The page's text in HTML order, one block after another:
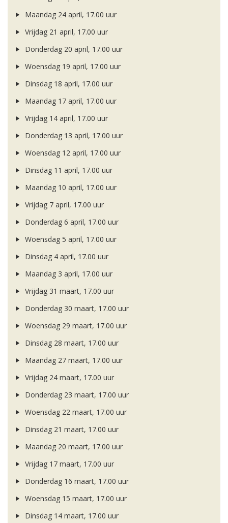
Maandag 24 april, 17.00 uur
Vrijdag 21 april, 17.00 uur
Donderdag 20 april, 17.00 uur
Woensdag 19 april, 17.00 uur
Dinsdag 18 april, 17.00 uur
Maandag 17 april, 17.00 uur
Vrijdag 14 april, 17.00 uur
Donderdag 13 april, 17.00 uur
Woensdag 12 april, 17.00 uur
Dinsdag 11 april, 17.00 uur
Maandag 10 april, 17.00 uur
Vrijdag 7 april, 17.00 uur
Donderdag 6 april, 17.00 uur
Woensdag 5 april, 17.00 uur
Dinsdag 4 april, 17.00 uur
Maandag 3 april, 17.00 uur
Vrijdag 31 maart, 17.00 uur
Donderdag 30 maart, 17.00 uur
Woensdag 29 maart, 17.00 uur
Dinsdag 28 maart, 17.00 uur
Maandag 27 maart, 17.00 uur
Vrijdag 24 maart, 17.00 uur
Donderdag 23 maart, 17.00 uur
Woensdag 22 maart, 17.00 uur
Dinsdag 21 maart, 17.00 uur
Maandag 20 maart, 17.00 uur
Vrijdag 17 maart, 17.00 uur
Donderdag 16 maart, 17.00 uur
Woensdag 15 maart, 17.00 uur
Dinsdag 14 maart, 17.00 uur